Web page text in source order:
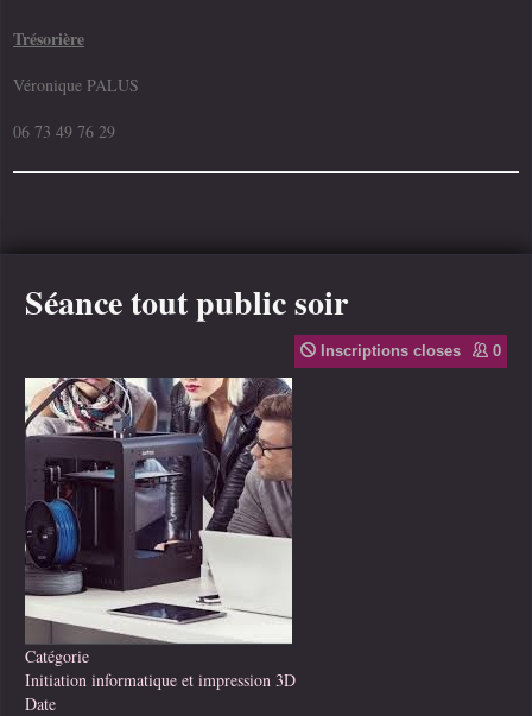
Trésorière
Véronique PALUS
06 73 49 76 29
Séance tout public soir
Inscriptions closes 0
Catégorie
Initiation informatique et impression 3D
Date